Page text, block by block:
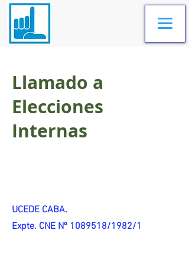
Llamado a
Elecciones
Internas
UCEDE CABA.
Expte. CNE Nº 1089518/1982/1